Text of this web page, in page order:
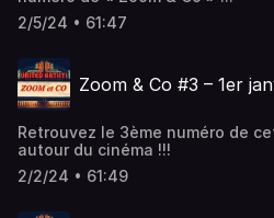
2/5/24 • 61:47
Zoom & Co #3 – 1er
Retrouvez le 3ème numéro de
autour du cinéma !!!
2/2/24 • 61:49